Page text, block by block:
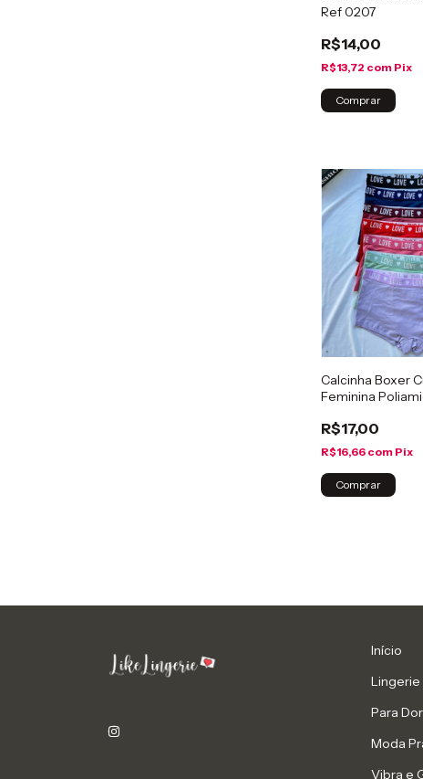
Ref 0207
R$14,00
R$13,72 com Pix
Comprar
Calcinha Boxer
Feminina
R$17,00
R$16,66 com Pix
Comprar
Início
Lingerie
Para
Moda
Vibra e